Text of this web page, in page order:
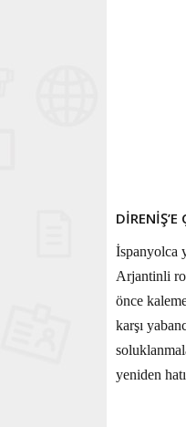
DİRENİŞ’E
İspanyolca
Arjantinli
önce
karşı
yeniden